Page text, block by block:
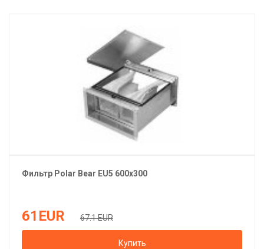
Фильтр Polar Bear EU5 600x300
61 EUR 67.1 EUR
Купить